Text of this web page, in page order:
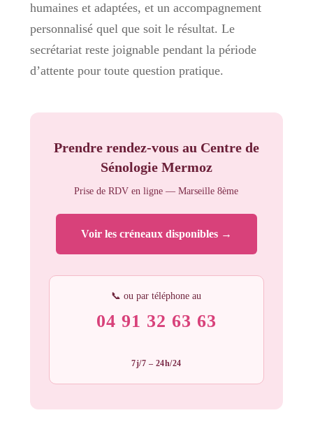
humaines et adaptées, et un accompagnement
personnalisé quel que soit le résultat. Le
secrétariat reste joignable pendant la période
d’attente pour toute question pratique.
Prendre rendez-vous au Centre de
Sénologie Mermoz
Prise de RDV en ligne — Marseille 8ème
Voir les créneaux disponibles →
📞 ou par téléphone au
04 91 32 63 63
7j/7 – 24h/24